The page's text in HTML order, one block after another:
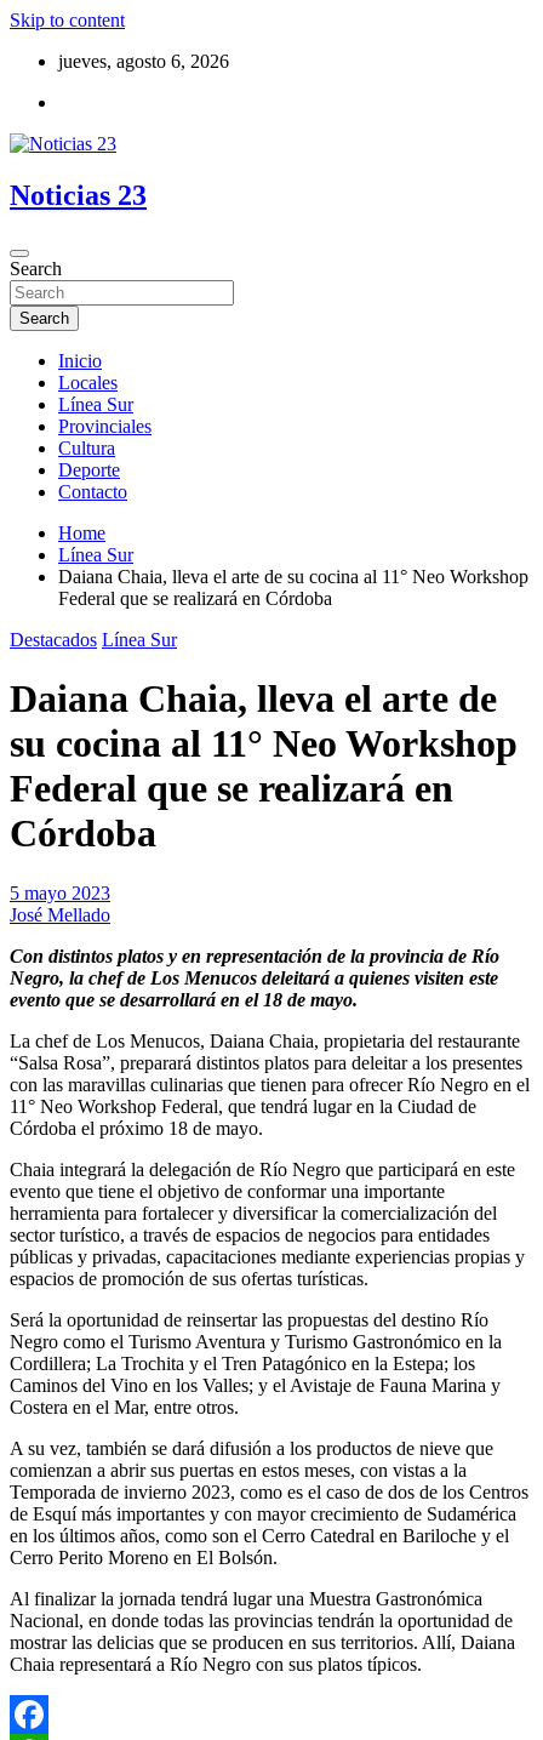
Skip to content
jueves, agosto 6, 2026
Noticias 23
Search
Search
Inicio
Locales
Línea Sur
Provinciales
Cultura
Deporte
Contacto
Home
Línea Sur
Daiana Chaia, lleva el arte de su cocina al 11° Neo Workshop
Federal que se realizará en Córdoba
Destacados Línea Sur
Daiana Chaia, lleva el arte de
su cocina al 11° Neo Workshop
Federal que se realizará en
Córdoba
5 mayo 2023
José Mellado
Con distintos platos y en representación de la provincia de Río
Negro, la chef de Los Menucos deleitará a quienes visiten este
evento que se desarrollará en el 18 de mayo.
La chef de Los Menucos, Daiana Chaia, propietaria del restaurante
“Salsa Rosa”, preparará distintos platos para deleitar a los presentes
con las maravillas culinarias que tienen para ofrecer Río Negro en el
11° Neo Workshop Federal, que tendrá lugar en la Ciudad de
Córdoba el próximo 18 de mayo.
Chaia integrará la delegación de Río Negro que participará en este
evento que tiene el objetivo de conformar una importante
herramienta para fortalecer y diversificar la comercialización del
sector turístico, a través de espacios de negocios para entidades
públicas y privadas, capacitaciones mediante experiencias propias y
espacios de promoción de sus ofertas turísticas.
Será la oportunidad de reinsertar las propuestas del destino Río
Negro como el Turismo Aventura y Turismo Gastronómico en la
Cordillera; La Trochita y el Tren Patagónico en la Estepa; los
Caminos del Vino en los Valles; y el Avistaje de Fauna Marina y
Costera en el Mar, entre otros.
A su vez, también se dará difusión a los productos de nieve que
comienzan a abrir sus puertas en estos meses, con vistas a la
Temporada de invierno 2023, como es el caso de dos de los Centros
de Esquí más importantes y con mayor crecimiento de Sudamérica
en los últimos años, como son el Cerro Catedral en Bariloche y el
Cerro Perito Moreno en El Bolsón.
Al finalizar la jornada tendrá lugar una Muestra Gastronómica
Nacional, en donde todas las provincias tendrán la oportunidad de
mostrar las delicias que se producen en sus territorios. Allí, Daiana
Chaia representará a Río Negro con sus platos típicos.